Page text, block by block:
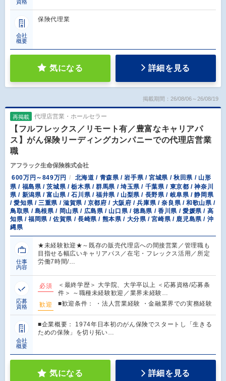
資格
会社
概要
保険代理業
気になる 詳細を見る
掲載期間：26/08/06～26/08/19
再掲載 代理店営業・ホールセラー
【フルフレックス／リモート有／豊富なキャリアパ
ス】がん保険リーディングカンパニーでの代理店営業
職
アフラック生命保険株式会社
600万円～849万円
北海道 / 青森県 / 岩手県 / 宮城県 / 秋田県 / 山形
県 / 福島県 / 茨城県 / 栃木県 / 群馬県 / 埼玉県 / 千葉県 / 東京都 / 神奈川
県 / 新潟県 / 富山県 / 石川県 / 福井県 / 山梨県 / 長野県 / 岐阜県 / 静岡県
/ 愛知県 / 三重県 / 滋賀県 / 京都府 / 大阪府 / 兵庫県 / 奈良県 / 和歌山県 /
鳥取県 / 島根県 / 岡山県 / 広島県 / 山口県 / 徳島県 / 香川県 / 愛媛県 / 高
知県 / 福岡県 / 佐賀県 / 長崎県 / 熊本県 / 大分県 / 宮崎県 / 鹿児島県 / 沖
縄県
仕事
内容
★未経験歓迎★～既存の販売代理店への間接営業／管理職も
目指せる幅広いキャリアパス／在宅・フレックス活用／所定
労働7時間/…
応募
資格
必須
＜最終学歴＞ 大学院、大学卒以上 ＜応募資格/応募条
件＞ ～職種未経験歓迎／業界未経験…
歓迎
■歓迎条件： ・法人営業経験 ・金融業界での実務経験
会社
概要
■企業概要： 1974年日本初のがん保険でスタートし「生きる
ための保険」を切り拓い…
気になる 詳細を見る